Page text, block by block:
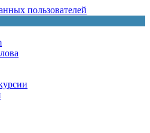
пользователей